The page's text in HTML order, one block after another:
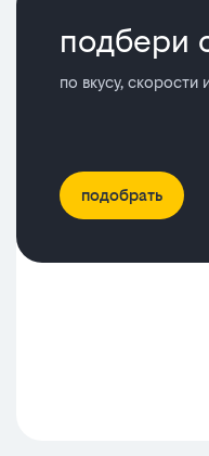
подбери
по вкусу, скорости
подобрать